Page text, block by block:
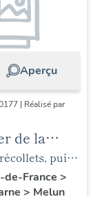
Aperçu
| Réalisé par
de la
l'hôpital
puis
de-France >
> Melun